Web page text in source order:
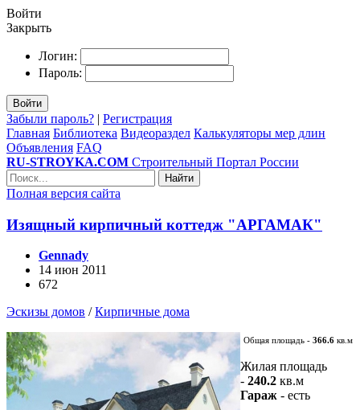
Войти
Закрыть
Логин:
Пароль:
Войти
Забыли пароль? | Регистрация
Главная Библиотека Видеораздел Калькуляторы мер длин
Объявления FAQ
RU-STROYKA.COM Строительный Портал России
Найти
Полная версия сайта
Изящный кирпичный коттедж "АРГАМАК"
Gennady
14 июн 2011
672
Эскизы домов /Кирпичные дома
Общая площадь - 366.6 кв.м
Жилая площадь
- 240.2 кв.м
Гараж - есть